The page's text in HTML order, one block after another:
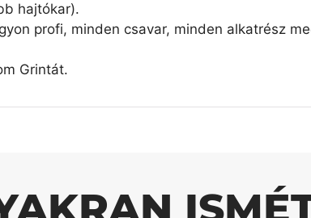
hajtókar).
profi, minden csavar, minden alkatrész
Grintát.